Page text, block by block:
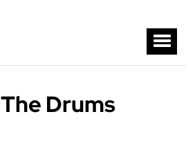
The Drums